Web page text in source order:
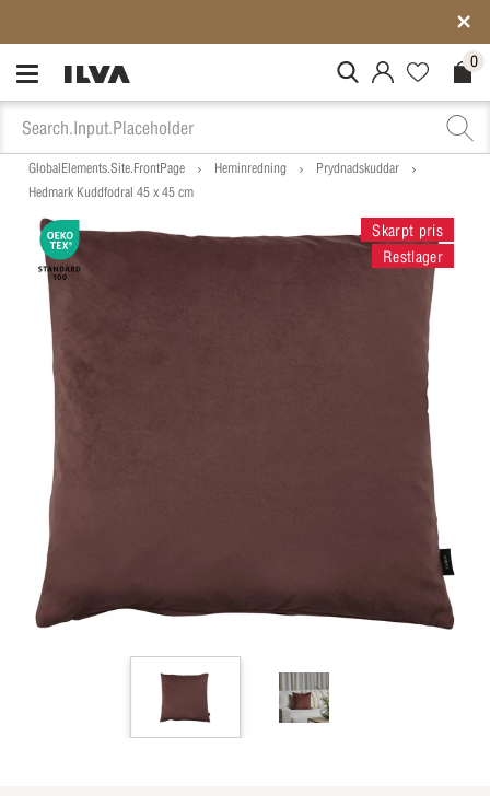
MitIlva.Login 0
GlobalElements.Site.FrontPage Heminredning
Prydnadskuddar
Hedmark Kuddfodral 45 x 45 cm
Skarpt pris
Restlager